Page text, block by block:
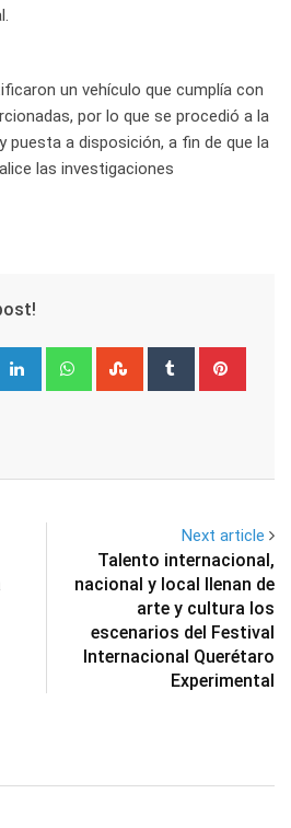
un vehículo que cumplía con
por lo que se procedió a la
puesta a disposición, a fin de que la
las investigaciones
LinkedIn WhatsappStumbleUpon
Tumblr
Next article
Talento internacional,
nacional y local llenan de
arte y cultura los
escenarios del Festival
Internacional Querétaro
Experimental